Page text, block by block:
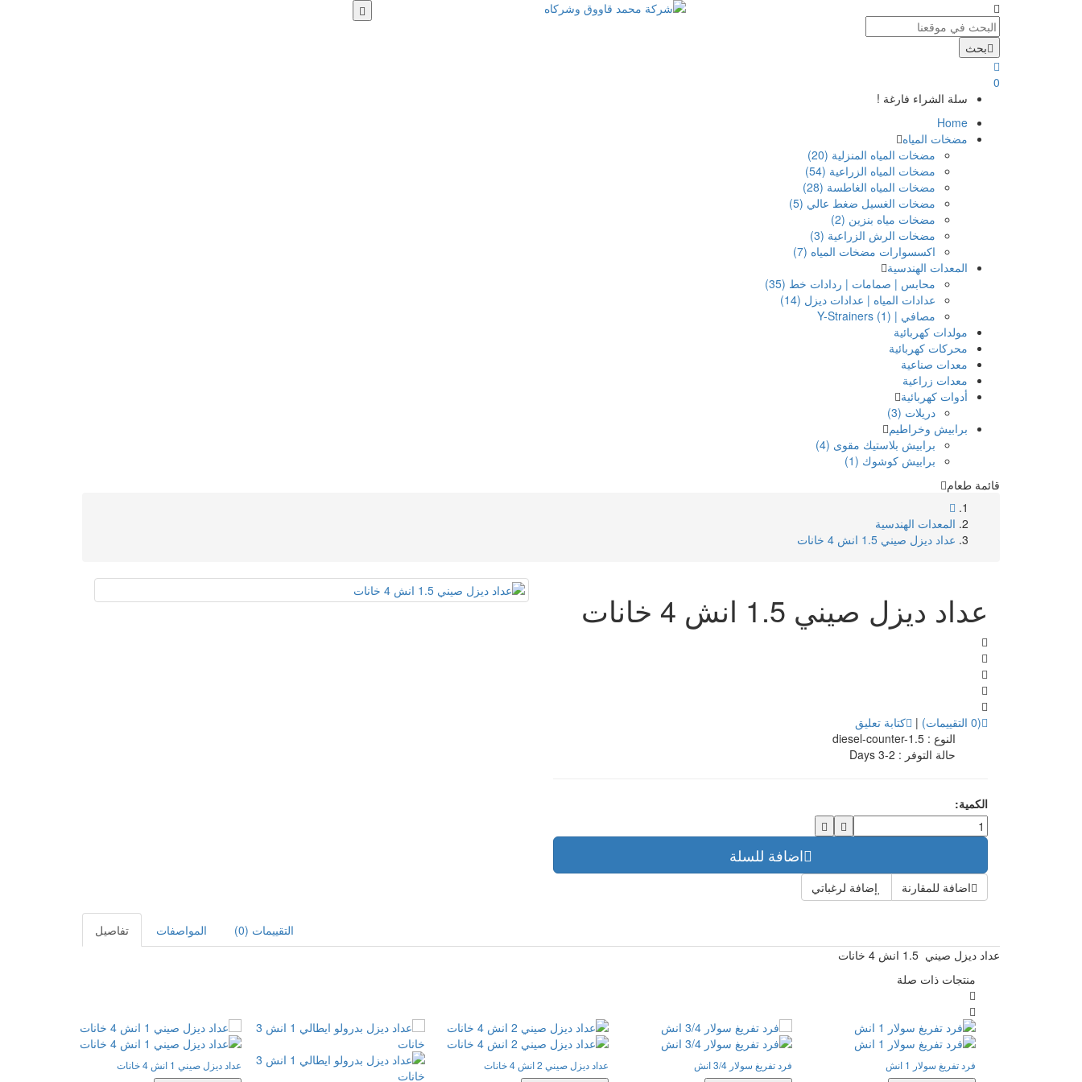
بحث
0
سلة الشراء فارغة !
Home
مضخات المياه
مضخات المياه المنزلية (20)
مضخات المياه الزراعية (54)
مضخات المياه الغاطسة (28)
مضخات الغسيل ضغط عالي (5)
مضخات مياه بنزين (2)
مضخات الرش الزراعية (3)
اكسسوارات مضخات المياه (7)
المعدات الهندسية
محابس | صمامات | ردادات خط (35)
عدادات المياه | عدادات ديزل (14)
مصافي | Y-Strainers (1)
مولدات كهربائية
محركات كهربائية
معدات صناعية
معدات زراعية
أدوات كهربائية
دريلات (3)
برابيش وخراطيم
برابيش بلاستيك مقوى (4)
برابيش كوشوك (1)
قائمة طعام
المعدات الهندسية
عداد ديزل صيني 1.5 انش 4 خانات
عداد ديزل صيني 1.5 انش 4 خانات
(0 التقييمات) |
كتابة تعليق
النوع :
حالة التوفر :
الكمية:
اضافة للسلة
إضافة لرغباتي اضافة للمقارنة
تفاصيل المواصفات
التقييمات (0)
عداد ديزل صيني 1.5 انش 4 خانات
منتجات ذات صلة
عداد ديزل صيني 1 انش 4 خانات عداد ديزل صيني 2 انش 4 خانات فرد تفريغ سولار 3/4 انش فرد تفريغ سولار 1 انش